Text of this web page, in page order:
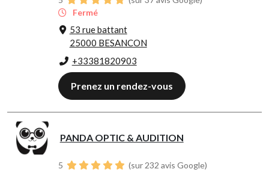
Fermé
53 rue battant
25000 BESANCON
+33381820903
Prenez un rendez-vous
PANDA OPTIC & AUDITION
5
(sur 232 avis Google)